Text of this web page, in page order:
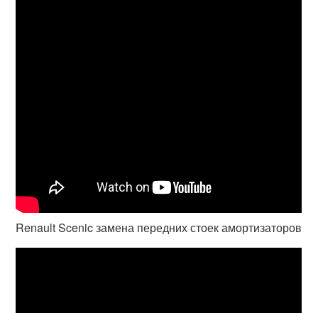
Renault Scenic замена передних стоек амортизаторов